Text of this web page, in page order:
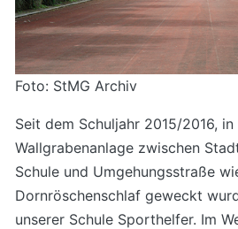
Foto: StMG Archiv
Seit dem Schuljahr 2015/2016,
Wallgrabenanlage zwischen
Schule und Umgehungsstraße
Dornröschenschlaf geweckt
unserer Schule Sporthelfer. Im